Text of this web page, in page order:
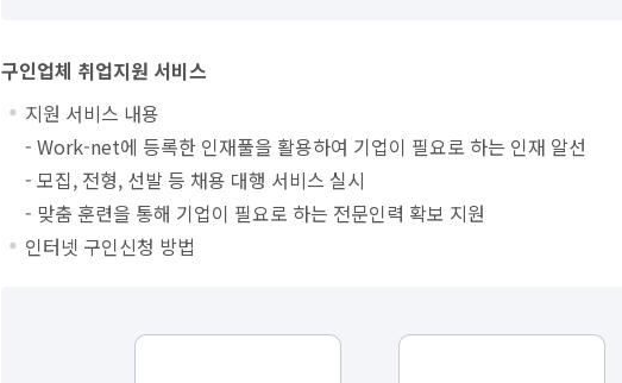
구인업체 취업지원 서비스
지원 서비스 내용
- Work-net에 등록한 인재풀을 활용하여 기업이 필요로 하는 인재 알선
- 모집, 전형, 선발 등 채용 대행 서비스 실시
- 맞춤 훈련을 통해 기업이 필요로 하는 전문인력 확보 지원
인터넷 구인신청 방법